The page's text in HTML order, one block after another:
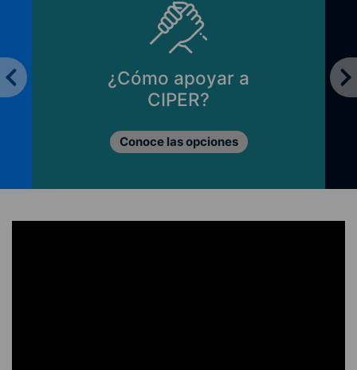
¿Cómo apoyar a
CIPER?
Conoce las opciones